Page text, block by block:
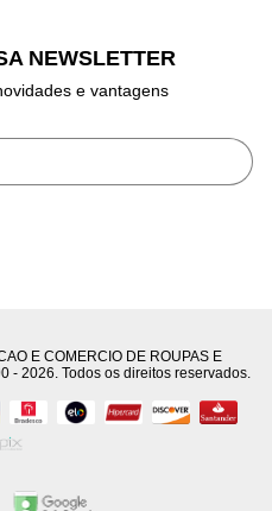
NEWSLETTER
e vantagens
E COMERCIO DE ROUPAS E
- 2026. Todos os direitos reservados.